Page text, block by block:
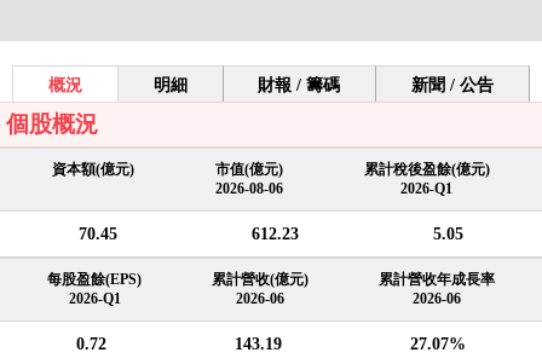
概況 明細 財報 / 籌碼 新聞 / 公告
個股概況
資本額(億元)
市值(億元)
2026-08-06
累計稅後盈餘(億元)
2026-Q1
70.45 612.23 5.05
每股盈餘(EPS)
2026-Q1
累計營收(億元)
2026-06
累計營收年成長率
2026-06
0.72 143.19 27.07%